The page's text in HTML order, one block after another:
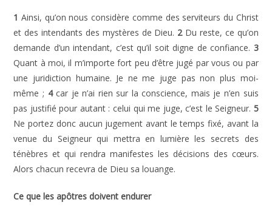
1 Ainsi, qu’on nous considère comme des serviteurs du Christ
et des intendants des mystères de Dieu. 2Du reste, ce qu’on
demande d’un intendant, c’est qu’il soit digne de confiance. 3
Quant à moi, il m’importe fort peu d’être jugé par vous ou par
une juridiction humaine. Je ne me juge pas non plus moi-
même ; 4car je n’ai rien sur la conscience, mais je n’en suis
pas justifié pour autant : celui qui me juge, c’est le Seigneur. 5
Ne portez donc aucun jugement avant le temps fixé, avant la
venue du Seigneur qui mettra en lumière les secrets des
ténèbres et qui rendra manifestes les décisions des cœurs.
Alors chacun recevra de Dieu sa louange.
Ce que les apôtres doivent endurer